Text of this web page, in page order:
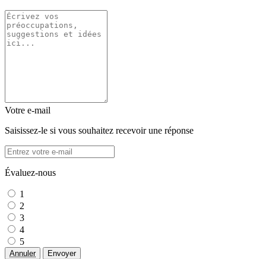
Votre e-mail
Saisissez-le si vous souhaitez recevoir une réponse
Évaluez-nous
1
2
3
4
5
Annuler Envoyer